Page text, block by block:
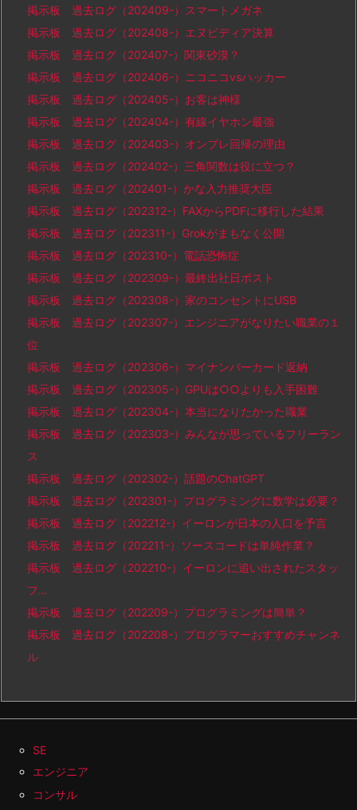
掲示板 過去ログ（202409-）スマートメガネ
掲示板 過去ログ（202408-）エヌビディア決算
掲示板 過去ログ（202407-）関東砂漠？
掲示板 過去ログ（202406-）ニコニコvsハッカー
掲示板 過去ログ（202405-）お客は神様
掲示板 過去ログ（202404-）有線イヤホン最強
掲示板 過去ログ（202403-）オンプレ回帰の理由
掲示板 過去ログ（202402-）三角関数は役に立つ？
掲示板 過去ログ（202401-）かな入力推奨大臣
掲示板 過去ログ（202312-）FAXからPDFに移行した結果
掲示板 過去ログ（202311-）Grokがまもなく公開
掲示板 過去ログ（202310-）電話恐怖症
掲示板 過去ログ（202309-）最終出社日ポスト
掲示板 過去ログ（202308-）家のコンセントにUSB
掲示板 過去ログ（202307-）エンジニアがなりたい職業の１
位
掲示板 過去ログ（202306-）マイナンバーカード返納
掲示板 過去ログ（202305-）GPUは○○よりも入手困難
掲示板 過去ログ（202304-）本当になりたかった職業
掲示板 過去ログ（202303-）みんなが思っているフリーラン
ス
掲示板 過去ログ（202302-）話題のChatGPT
掲示板 過去ログ（202301-）プログラミングに数学は必要？
掲示板 過去ログ（202212-）イーロンが日本の人口を予言
掲示板 過去ログ（202211-）ソースコードは単純作業？
掲示板 過去ログ（202210-）イーロンに追い出されたスタッ
フ…
掲示板 過去ログ（202209-）プログラミングは簡単？
掲示板 過去ログ（202208-）プログラマーおすすめチャンネ
ル
SE
エンジニア
コンサル